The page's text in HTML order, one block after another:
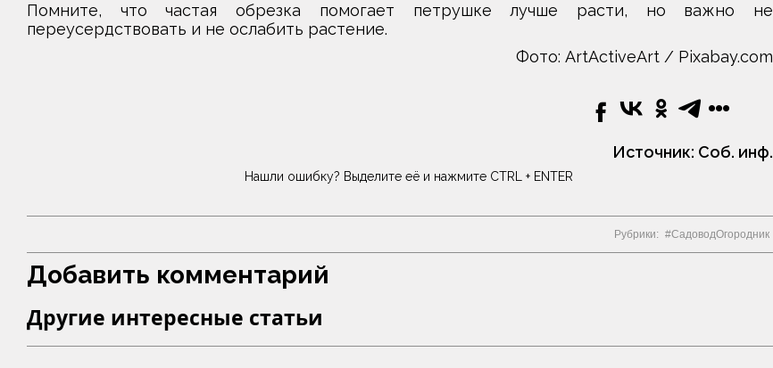
Помните, что частая обрезка помогает петрушке лучше расти, но важно не
переусердствовать и не ослабить растение.
Фото: ArtActiveArt / Pixabay.com
Источник: Соб. инф.
Нашли ошибку? Выделите её и нажмите CTRL + ENTER
Рубрики: СадоводОгородник
Добавить комментарий
Другие интересные статьи